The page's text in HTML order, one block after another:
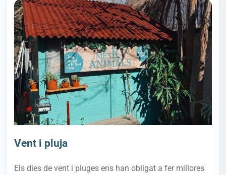
Vent i pluja
Els dies de vent i pluges ens han obligat a fer millores